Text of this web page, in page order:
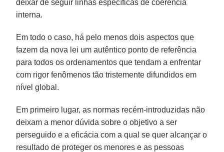
deixar de seguir linhas específicas de coerência
interna.
Em todo o caso, há pelo menos dois aspectos que
fazem da nova lei um autêntico ponto de referência
para todos os ordenamentos que tendam a enfrentar
com rigor fenômenos tão tristemente difundidos em
nível global.
Em primeiro lugar, as normas recém-introduzidas não
deixam a menor dúvida sobre o objetivo a ser
perseguido e a eficácia com a qual se quer alcançar o
resultado de proteger os menores e as pessoas